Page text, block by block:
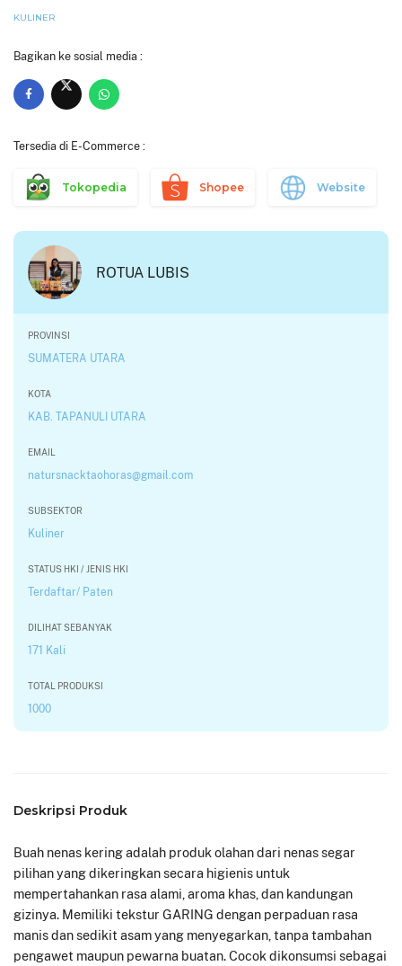
KULINER
Bagikan ke sosial media :
Tersedia di E-Commerce :
Tokopedia Shopee Website
ROTUA LUBIS
PROVINSI
SUMATERA UTARA
KOTA
KAB. TAPANULI UTARA
EMAIL
natursnacktaohoras@gmail.com
SUBSEKTOR
Kuliner
STATUS HKI / JENIS HKI
Terdaftar/ Paten
DILIHAT SEBANYAK
171 Kali
TOTAL PRODUKSI
1000
Deskripsi Produk
Buah nenas kering adalah produk olahan dari nenas segar
pilihan yang dikeringkan secara higienis untuk
mempertahankan rasa alami, aroma khas, dan kandungan
gizinya. Memiliki tekstur GARING dengan perpaduan rasa
manis dan sedikit asam yang menyegarkan, tanpa tambahan
pengawet maupun pewarna buatan. Cocok dikonsumsi sebagai